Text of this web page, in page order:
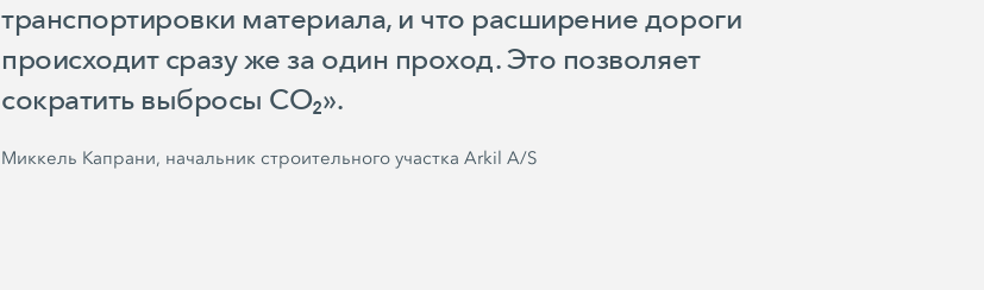
транспортировки материала, и что расширение дороги
происходит сразу же за один проход. Это позволяет
сократить выбросы CO₂».
Миккель Капрани, начальник строительного участка Arkil A/S